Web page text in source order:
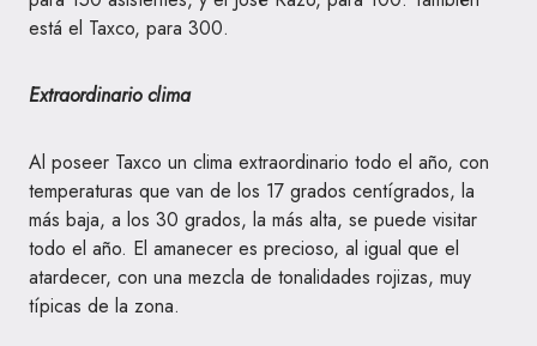
está el Taxco, para 300.
Extraordinario clima
Al poseer Taxco un clima extraordinario todo el año, con
temperaturas que van de los 17 grados centígrados, la
más baja, a los 30 grados, la más alta, se puede visitar
todo el año. El amanecer es precioso, al igual que el
atardecer, con una mezcla de tonalidades rojizas, muy
típicas de la zona.